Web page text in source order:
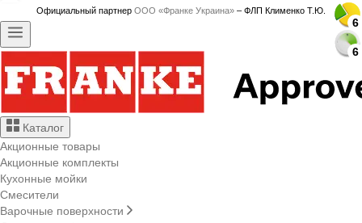
Официальный партнер ООО «Франке Украина» – ФЛП Клименко Т.Ю.
Каталог
Акционные товары
Акционные комплекты
Кухонные мойки
Смесители
Варочные поверхности
6
6
6
6
6
6
6
6
6
6
6
6
6
6
6
6
6
6
6
6
6
6
6
6